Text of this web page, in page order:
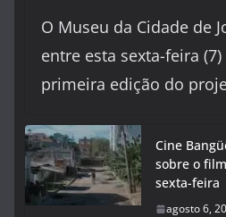
O Museu da Cidade de
entre esta sexta-feira
primeira edição do
Cine
sobre o
sexta-feira
agosto 6,